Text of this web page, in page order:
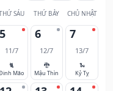
SÁU THỨ BẢY CHỦ NHẬT
5
11/7
🐈
Mão
6
12/7
🐉
Mậu Thìn
7
13/7
🐍
Kỷ Tỵ